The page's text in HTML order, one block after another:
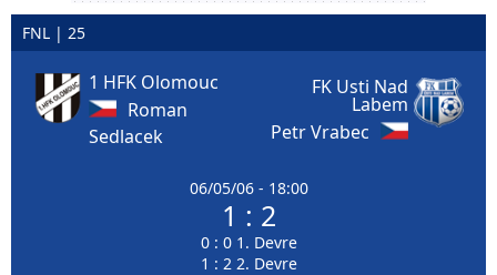
FNL | 25
1 HFK Olomouc
Roman
Sedlacek
06/05/06 - 18:00
1 : 2
0 : 0 1. Devre
1 : 2 2. Devre
FK Usti Nad
Labem
Petr Vrabec